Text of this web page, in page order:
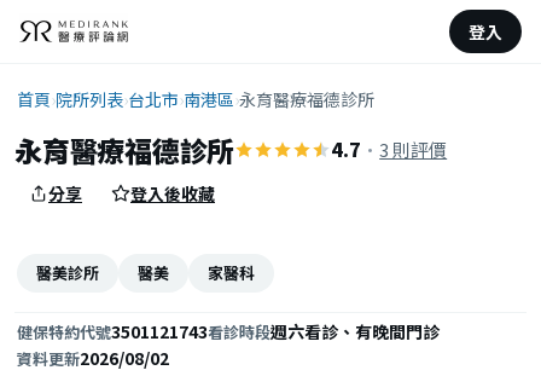
登入
首頁›院所列表›台北市›南港區›永育醫療福德診所
永育醫療福德診所 4.7 ·3 則評價
分享 登入後收藏
醫美診所 醫美 家醫科
健保特約代號3501121743看診時段週六看診、有晚間門診
資料更新2026/08/02